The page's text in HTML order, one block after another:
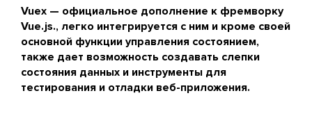
Vuex — официальное дополнение к фремворку
Vue.js., легко интегрируется с ним и кроме своей
основной функции управления состоянием,
также дает возможность создавать слепки
состояния данных и инструменты для
тестирования и отладки веб-приложения.